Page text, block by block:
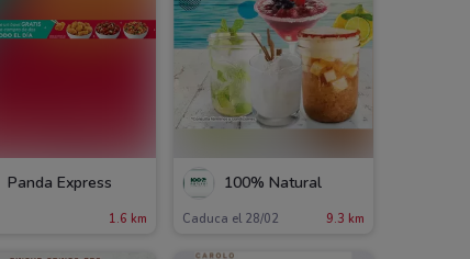
Panda Express
1.6 km
100% Natural
Caduca el 28/02 9.3 km